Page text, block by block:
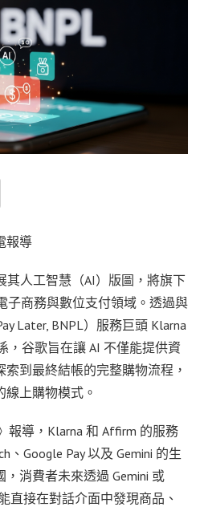
報導
其人工智慧（AI）版圖，將旗下
子商務與數位支付領域。透過與
Later, BNPL）服務巨頭 Klarna
，谷歌旨在讓 AI 不僅能提供資
到最終結帳的完整購物流程，
上購物模式。
報導，Klarna 和 Affirm 的服務
、Google Pay 以及 Gemini 的生
消費者未來透過 Gemini 或
直接在對話介面中發現商品、